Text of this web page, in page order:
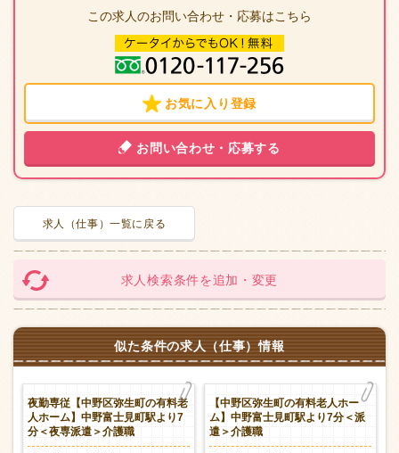
この求人のお問い合わせ・応募はこちら
お気に入り登録
お問い合わせ・応募する
求人（仕事）一覧に戻る
求人検索条件を追加・変更
似た条件の求人（仕事）情報
夜勤専従【中野区弥生町の有料老
人ホーム】中野富士見町駅より7
分＜夜専派遣＞介護職
【中野区弥生町の有料老人ホー
ム】中野富士見町駅より7分＜派
遣＞介護職